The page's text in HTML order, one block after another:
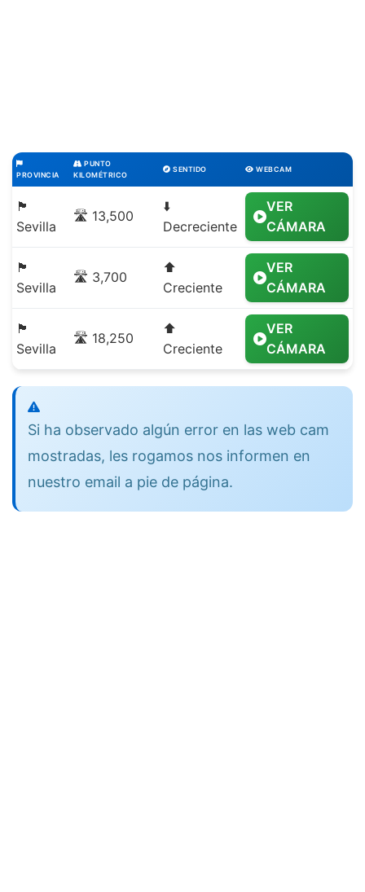
PROVINCIA
PUNTO
KILOMÉTRICO
SENTIDO WEBCAM
🏴
Sevilla
🛣️ 13,500
⬇️
Decreciente
VER
CÁMARA
🏴
Sevilla
🛣️ 3,700
⬆️
Creciente
VER
CÁMARA
🏴
Sevilla
🛣️ 18,250
⬆️
Creciente
VER
CÁMARA
Si ha observado algún error en las web cam
mostradas, les rogamos nos informen en
nuestro email a pie de página.